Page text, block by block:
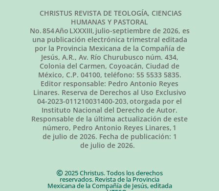
CHRISTUS REVISTA DE TEOLOGÍA, CIENCIAS
HUMANAS Y PASTORAL
No.854Año LXXXIII, julio-septiembre de 2026, es
una publicación electrónica trimestral editada
por la Provincia Mexicana de la Compañía de
Jesús, A.R., Av. Río Churubusco núm. 434,
Colonia del Carmen, Coyoacán, Ciudad de
México, C.P. 04100, teléfono: 55 5533 5835.
Editor responsable: Pedro Antonio Reyes
Linares. Reserva de Derechos al Uso Exclusivo
04-2023-011210031400-203, otorgada por el
Instituto Nacional del Derecho de Autor.
Responsable de la última actualización de este
número, Pedro Antonio Reyes Linares, 1
de julio de 2026. Fecha de publicación: 1
de julio de 2026.
2025 Christus. Todos los derechos
reservados. Revista de la Provincia
Mexicana de la Compañía de Jesús, editada